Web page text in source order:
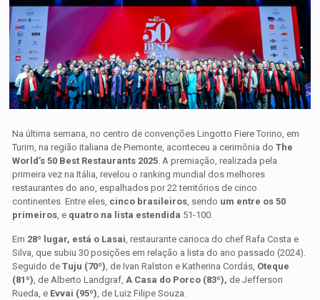
Na última semana, no centro de convenções Lingotto Fiere Torino, em
Turim,na região italiana de Piemonte, aconteceu a cerimônia doThe
World’s 50 Best Restaurants 2025. A premiação, realizada pela
primeira vez na Itália, revelou o ranking mundial dos melhores
restaurantes do ano, espalhados por 22 territórios de cinco
continentes. Entre eles, cinco brasileiros, sendo um entre os 50
primeiros, e quatro na lista estendida 51-100.
Em 28º lugar, está o Lasai, restaurante carioca do chef Rafa Costa e
Silva, que subiu 30 posições em relação a lista do ano passado (2024).
Seguido deTuju (70º), de Ivan Ralston e Katherina Cordás, Oteque
(81º), de Alberto Landgraf,A Casa do Porco (83º), de Jefferson
Rueda, e Evvai (95º), de Luiz Filipe Souza.